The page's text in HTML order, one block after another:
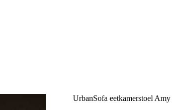
UrbanSofa eetkamerstoel Amy